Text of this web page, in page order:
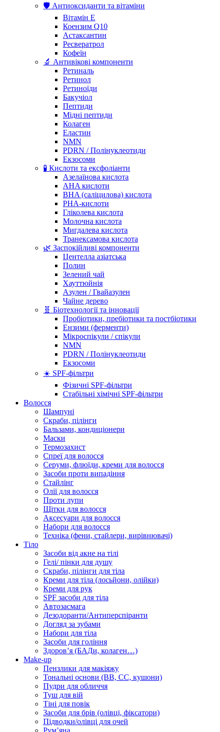
🛡️ Антиоксиданти та вітаміни
Вітамін Е
Коензим Q10
Астаксантин
Ресвератрол
Кофеїн
🔬 Антивікові компоненти
Ретиналь
Ретинол
Ретиноїди
Бакучіол
Пептиди
Мідні пептиди
Колаген
Еластин
NMN
PDRN / Полінуклеотиди
Екзосоми
🧪 Кислоти та ексфоліанти
Азелаїнова кислота
AHA кислоти
BHA (саліцилова) кислота
PHA-кислоти
Гліколева кислота
Молочна кислота
Мигдалева кислота
Транексамова кислота
🌿 Заспокійливі компоненти
Центелла азіатська
Полин
Зелений чай
Хауттюйнія
Азулен / Гвайазулен
Чайне дерево
🧬 Біотехнології та інновації
Пробіотики, пребіотики та постбіотики
Ензими (ферменти)
Мікроспікули / спікули
NMN
PDRN / Полінуклеотиди
Екзосоми
☀️ SPF-фільтри
Фізичні SPF-фільтри
Стабільні хімічні SPF-фільтри
Волосся
Шампуні
Скраби, пілінги
Бальзами, кондиціонери
Маски
Термозахист
Спреї для волосся
Серуми, флюїди, креми для волосся
Засоби проти випадіння
Стайлінг
Олії для волосся
Проти лупи
Щітки для волосся
Аксесуари для волосся
Набори для волосся
Техніка (фени, стайлери, вирівнювачі)
Тіло
Засоби від акне на тілі
Гелі/ пінки для душу
Скраби, пілінги для тіла
Креми для тіла (лосьйони, олійки)
Креми для рук
SPF засоби для тіла
Автозасмага
Дезодоранти/Антиперспіранти
Догляд за зубами
Набори для тіла
Засоби для гоління
Здоровʼя (БАДи, колаген…)
Make-up
Пензлики для макіяжу
Тональні основи (BB, CC, кушони)
Пудри для обличчя
Туш для вій
Тіні для повік
Засоби для брів (олівці, фіксатори)
Підводки/олівці для очей
Румʼяна